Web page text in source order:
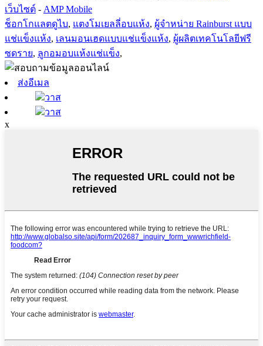
เว็บไซต์ - AMP Mobile
ช็อกโกแลตดูไบ, แตงโมเยลลี่อบแห้ง, ผู้จำหน่าย Rainburst แบบ
แช่แข็งแห้ง, เลนมอนเฮดแบบแช่แข็งแห้ง, ผู้ผลิตเทคโนโลยีฟรี
ซดราย, ลูกอมอบแห้งแช่แข็ง,
ส่งอีเมล
วาส
วาส
x